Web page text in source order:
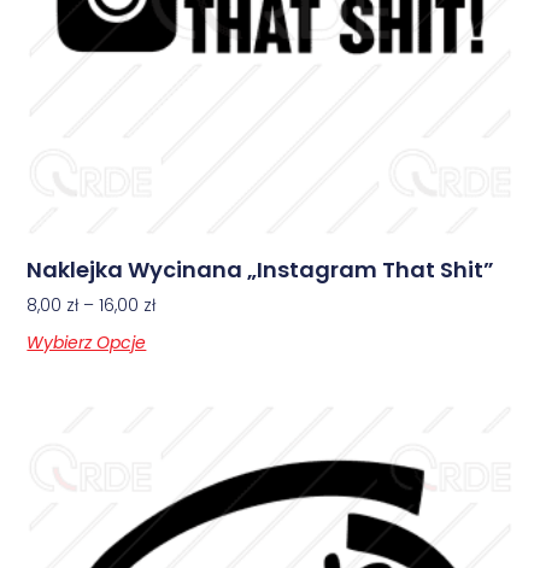
Naklejka Wycinana „Instagram That Shit”
8,00 zł – 16,00 zł
Wybierz Opcje